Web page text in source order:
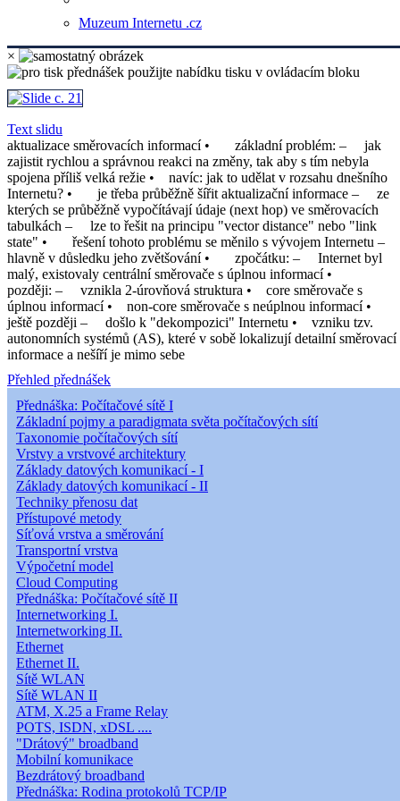
Muzeum Internetu .cz
×
Text slidu
aktualizace směrovacích informací • základní problém: – jak
zajistit rychlou a správnou reakci na změny, tak aby s tím nebyla
spojena příliš velká režie • navíc: jak to udělat v rozsahu dnešního
Internetu? • je třeba průběžně šířit aktualizační informace – ze
kterých se průběžně vypočítávají údaje (next hop) ve směrovacích
tabulkách – lze to řešit na principu "vector distance" nebo "link
state" • řešení tohoto problému se měnilo s vývojem Internetu –
hlavně v důsledku jeho zvětšování • zpočátku: – Internet byl
malý, existovaly centrální směrovače s úplnou informací •
později: – vznikla 2-úrovňová struktura • core směrovače s
úplnou informací • non-core směrovače s neúplnou informací •
ještě později – došlo k "dekompozici" Internetu • vzniku tzv.
autonomních systémů (AS), které v sobě lokalizují detailní směrovací
informace a nešíří je mimo sebe
Přehled přednášek
Přednáška: Počítačové sítě I
Základní pojmy a paradigmata světa počítačových sítí
Taxonomie počítačových sítí
Vrstvy a vrstvové architektury
Základy datových komunikací - I
Základy datových komunikací - II
Techniky přenosu dat
Přístupové metody
Síťová vrstva a směrování
Transportní vrstva
Výpočetní model
Cloud Computing
Přednáška: Počítačové sítě II
Internetworking I.
Internetworking II.
Ethernet
Ethernet II.
Sítě WLAN
Sítě WLAN II
ATM, X.25 a Frame Relay
POTS, ISDN, xDSL ....
"Drátový" broadband
Mobilní komunikace
Bezdrátový broadband
Přednáška: Rodina protokolů TCP/IP